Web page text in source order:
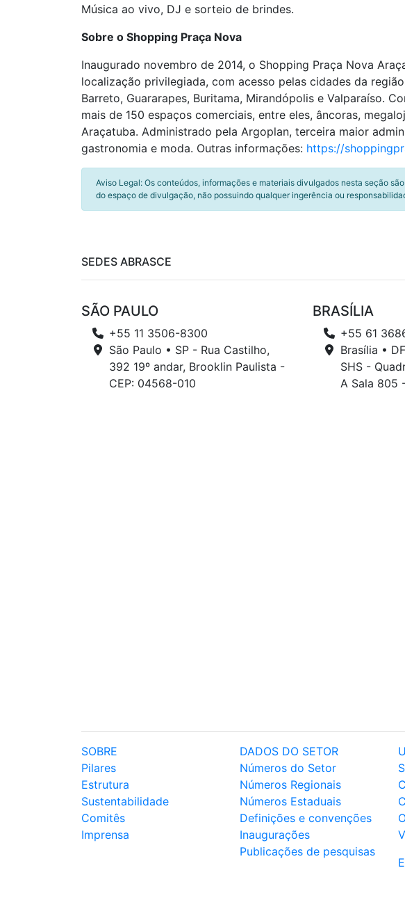
Música ao vivo, DJ e sorteio de brindes.
Sobre o Shopping Praça Nova
Inaugurado novembro de 2014, o Shopping Praça Nova
localização privilegiada, com acesso pelas cidades da
Barreto, Guararapes, Buritama, Mirandópolis e Valparaíso.
mais de 150 espaços comerciais, entre eles, âncoras,
Araçatuba. Administrado pela Argoplan, terceira maior
gastronomia e moda. Outras informações: https://
Aviso Legal: Os conteúdos, informações e materiais divulgados nesta seção
do espaço de divulgação, não possuindo qualquer ingerência ou
SEDES ABRASCE
SÃO PAULO
+55 11 3506-8300
São Paulo • SP - Rua Castilho,
392 19º andar, Brooklin Paulista -
CEP: 04568-010
BRASÍLIA
+55 61
Brasília •
SHS -
A Sala 805
SOBRE
Pilares
Estrutura
Sustentabilidade
Comitês
Imprensa
DADOS DO SETOR
Números do Setor
Números Regionais
Números Estaduais
Definições e convenções
Inaugurações
Publicações de pesquisas